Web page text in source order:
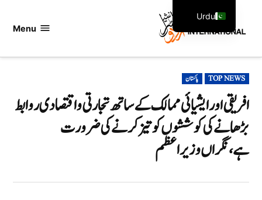
Menu
POSTED
IN
TOP NEWS پاکستان
افریقی اور ایشیائی ممالک کے ساتھ تجارتی و اقتصادی روابط
بڑھانے کی کوششوں کو تیز کرنے کی ضرورت
ہے،نگراں وزیراعظم
Urdu
English